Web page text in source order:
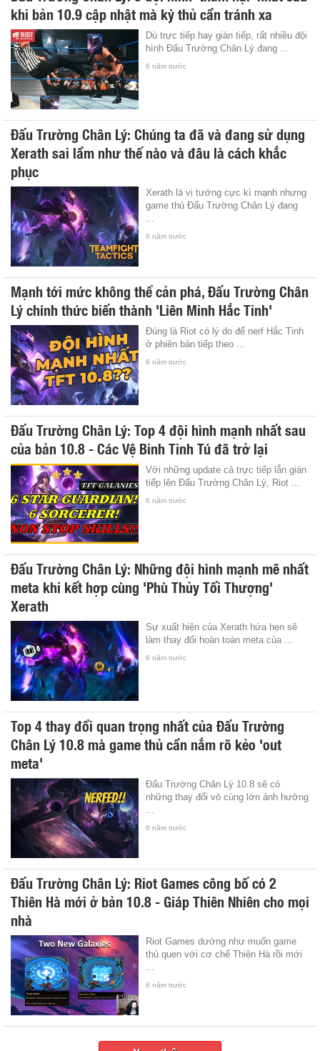
khi bản 10.9 cập nhật mà kỳ thủ cần tránh xa
Dù trực tiếp hay gián tiếp, rất nhiều đội
hình Đấu Trường Chân Lý đang ...
6 năm trước
Đấu Trường Chân Lý: Chúng ta đã và đang sử dụng
Xerath sai lầm như thế nào và đâu là cách khắc
phục
Xerath là vị tướng cực kì mạnh nhưng
game thủ Đấu Trường Chân Lý đang
6 năm trước
Mạnh tới mức không thể cản phá, Đấu Trường Chân
Lý chính thức biến thành 'Liên Minh Hắc Tinh'
Đúng là Riot có lý do để nerf Hắc Tinh
ở phiên bản tiếp theo ...
6 năm trước
Đấu Trường Chân Lý: Top 4 đội hình mạnh nhất sau
của bản 10.8 - Các Vệ Binh Tinh Tú đã trở lại
Với những update cả trực tiếp lẫn gián
tiếp lên Đấu Trường Chân Lý, Riot ...
6 năm trước
Đấu Trường Chân Lý: Những đội hình mạnh mẽ nhất
meta khi kết hợp cùng 'Phù Thủy Tối Thượng'
Xerath
Sự xuất hiện của Xerath hứa hẹn sẽ
làm thay đổi hoàn toàn meta của ...
6 năm trước
Top 4 thay đổi quan trọng nhất của Đấu Trường
Chân Lý 10.8 mà game thủ cần nắm rõ kẻo 'out
meta'
Đấu Trường Chân Lý 10.8 sẽ có
những thay đổi vô cùng lớn ảnh hưởng
6 năm trước
Đấu Trường Chân Lý: Riot Games công bố có 2
Thiên Hà mới ở bản 10.8 - Giáp Thiên Nhiên cho mọi
nhà
Riot Games dường như muốn game
thủ quen với cơ chế Thiên Hà rồi mới
6 năm trước